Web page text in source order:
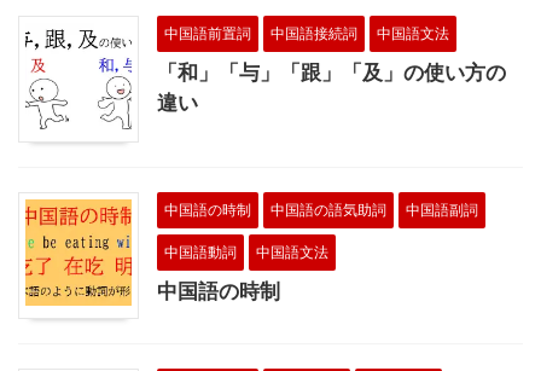
中国語前置詞 中国語接続詞 中国語文法
「和」「与」「跟」「及」の使い方の
違い
中国語の時制 中国語の語気助詞 中国語副詞
中国語動詞 中国語文法
中国語の時制